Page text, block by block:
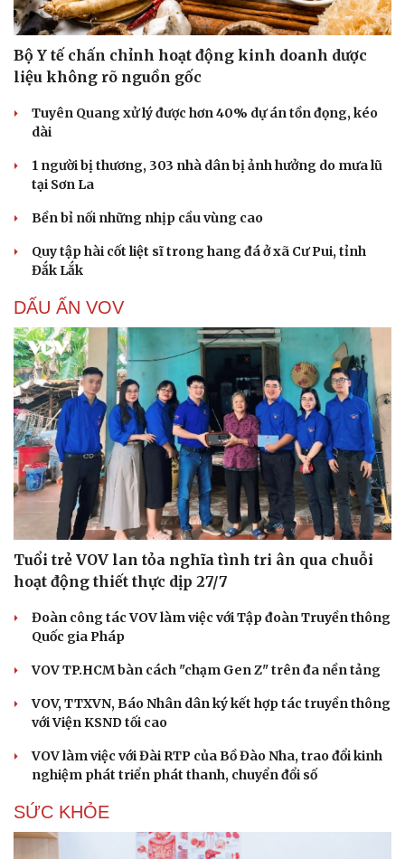
Cải chính
Bộ Y tế chấn chỉnh hoạt động kinh doanh dược
liệu không rõ nguồn gốc
Tuyên Quang xử lý được hơn 40% dự án tồn đọng, kéo
dài
1 người bị thương, 303 nhà dân bị ảnh hưởng do mưa lũ
tại Sơn La
Bền bỉ nối những nhịp cầu vùng cao
Quy tập hài cốt liệt sĩ trong hang đá ở xã Cư Pui, tỉnh
Đắk Lắk
DẤU ẤN VOV
Tuổi trẻ VOV lan tỏa nghĩa tình tri ân qua chuỗi
hoạt động thiết thực dịp 27/7
Đoàn công tác VOV làm việc với Tập đoàn Truyền thông
Quốc gia Pháp
VOV TP.HCM bàn cách "chạm Gen Z" trên đa nền tảng
VOV, TTXVN, Báo Nhân dân ký kết hợp tác truyền thông
với Viện KSND tối cao
VOV làm việc với Đài RTP của Bồ Đào Nha, trao đổi kinh
nghiệm phát triển phát thanh, chuyển đổi số
SỨC KHỎE